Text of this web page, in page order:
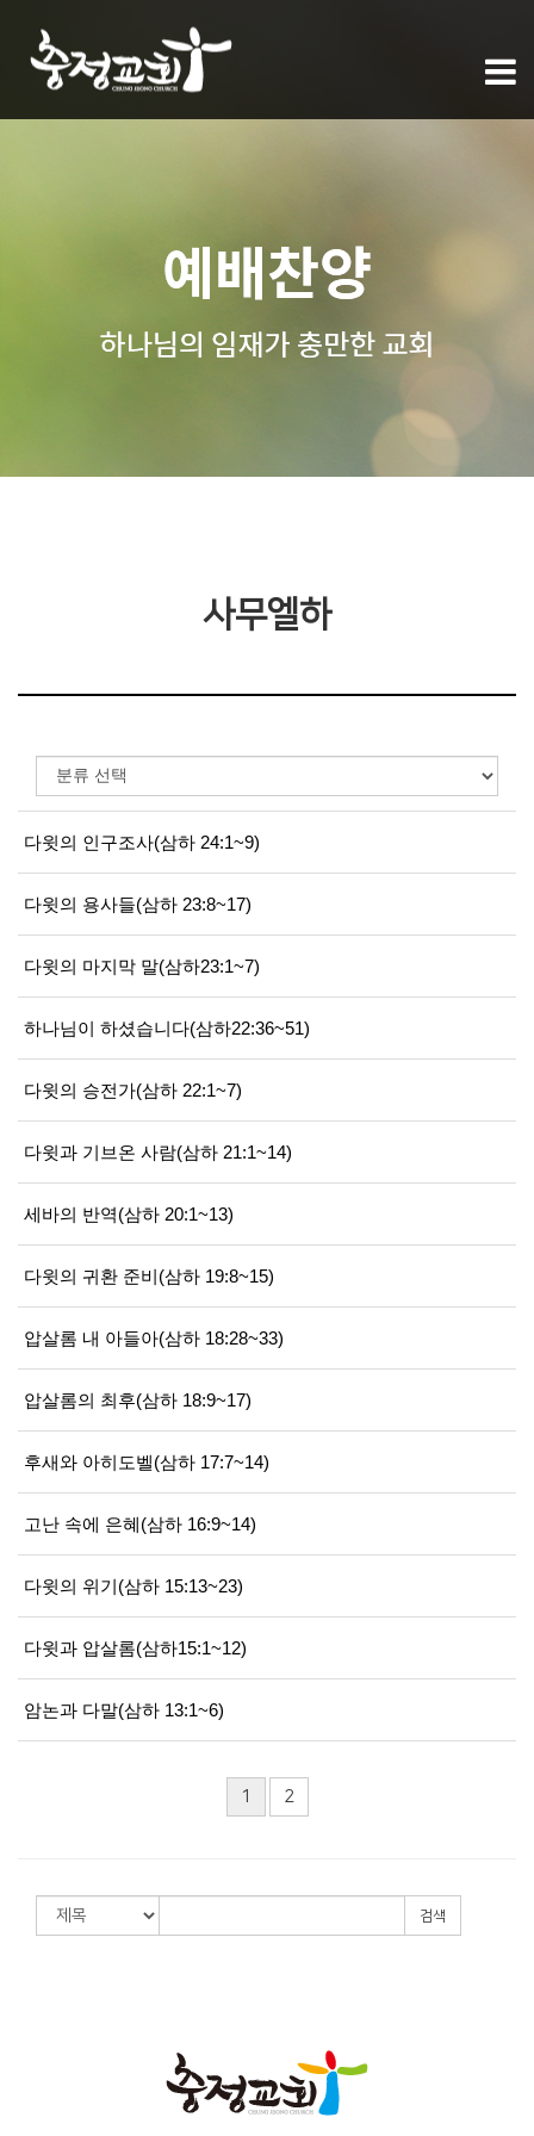
사무엘하
다윗의 인구조사(삼하 24:1~9)
다윗의 용사들(삼하 23:8~17)
다윗의 마지막 말(삼하23:1~7)
하나님이 하셨습니다(삼하22:36~51)
다윗의 승전가(삼하 22:1~7)
다윗과 기브온 사람(삼하 21:1~14)
세바의 반역(삼하 20:1~13)
다윗의 귀환 준비(삼하 19:8~15)
압살롬 내 아들아(삼하 18:28~33)
압살롬의 최후(삼하 18:9~17)
후새와 아히도벨(삼하 17:7~14)
고난 속에 은혜(삼하 16:9~14)
다윗의 위기(삼하 15:13~23)
다윗과 압살롬(삼하15:1~12)
암논과 다말(삼하 13:1~6)
1 2
검색